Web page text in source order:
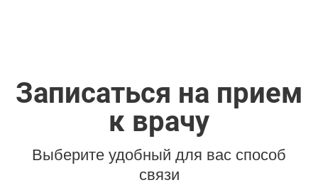
Записаться на прием
к врачу
Выберите удобный для вас способ
связи